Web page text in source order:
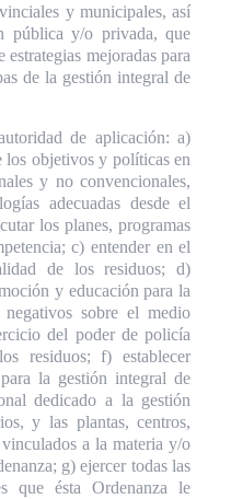
y municipales, así
pública y/o privada, que
mejoradas para
de la gestión integral de
de aplicación: a)
los objetivos y políticas en
y no convencionales,
adecuadas desde el
los planes, programas
c) entender en el
de los residuos; d)
y educación para la
sobre el medio
del poder de policía
residuos; f) establecer
la gestión integral de
dedicado a la gestión
y las plantas, centros,
a la materia y/o
g) ejercer todas las
que ésta Ordenanza le